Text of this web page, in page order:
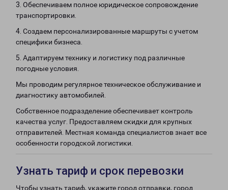
3. Обеспечиваем полное юридическое сопровождение
транспортировки.
4. Создаем персонализированные маршруты с учетом
специфики бизнеса.
5. Адаптируем технику и логистику под различные
погодные условия.
Мы проводим регулярное техническое обслуживание и
диагностику автомобилей.
Собственное подразделение обеспечивает контроль
качества услуг. Предоставляем скидки для крупных
отправителей. Местная команда специалистов знает все
особенности городской логистики.
Узнать тариф и срок перевозки
Чтобы узнать тариф, укажите город отправки, город